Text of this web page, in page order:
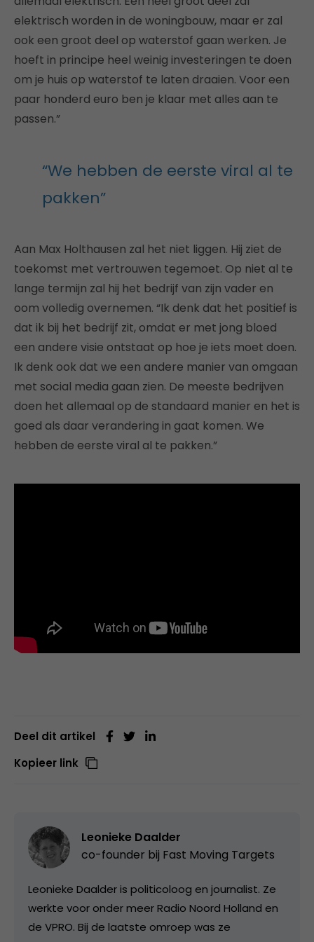
elektrisch worden in de woningbouw, maar er zal
ook een groot deel op waterstof gaan werken. Je
hoeft in principe heel weinig investeringen te doen
om je huis op waterstof te laten draaien. Voor een
paar honderd euro ben je klaar met alles aan te
passen.”
“We hebben de eerste viral al te
pakken”
Aan Max Holthausen zal het niet liggen. Hij ziet de
toekomst met vertrouwen tegemoet. Op niet al te
lange termijn zal hij het bedrijf van zijn vader en
oom volledig overnemen. “Ik denk dat het positief is
dat ik bij het bedrijf zit, omdat er met jong bloed
een andere visie ontstaat op hoe je iets moet doen.
Ik denk ook dat we een andere manier van omgaan
met social media gaan zien. De meeste bedrijven
doen het allemaal op de standaard manier en het is
goed als daar verandering in gaat komen. We
hebben de eerste viral al te pakken.”
Deel dit artikel
Kopieer link
Leonieke Daalder
co-founder bij Fast Moving Targets
Leonieke Daalder is politicoloog en journalist. Ze
werkte voor onder meer Radio Noord Holland en
de VPRO. Bij de laatste omroep was ze